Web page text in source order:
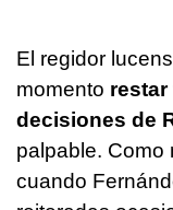
El regidor
momento restar
decisiones de
palpable. Como
cuando